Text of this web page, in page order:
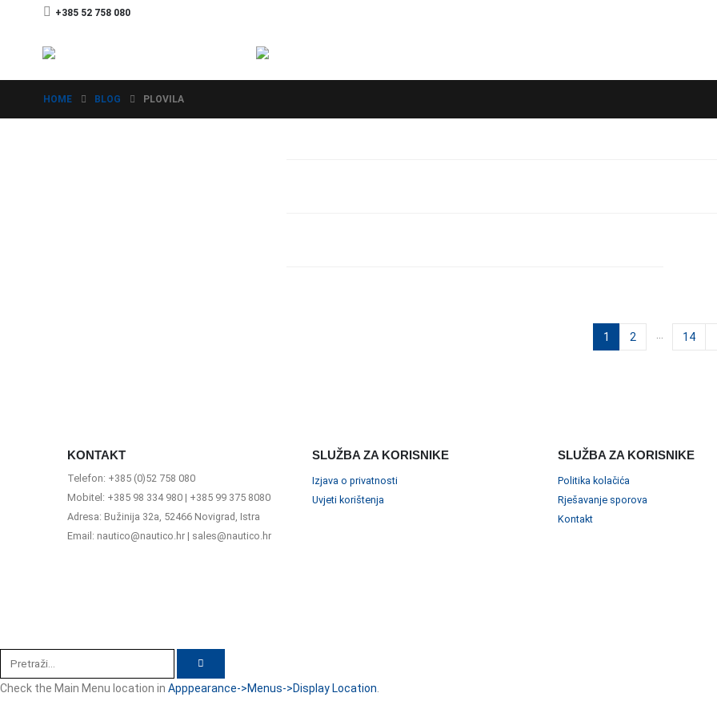
+385 52 758 080
HOME BLOG PLOVILA
1 2 14
KONTAKT
Telefon: +385 (0)52 758 080
Mobitel: +385 98 334 980 | +385 99 375 8080
Adresa: Bužinija 32a, 52466 Novigrad, Istra
Email: nautico@nautico.hr | sales@nautico.hr
SLUŽBA ZA KORISNIKE
Izjava o privatnosti
Uvjeti korištenja
SLUŽBA ZA KORISNIKE
Politika kolačića
Rješavanje sporova
Kontakt
Check the Main Menu location in Apppearance->Menus->Display Location